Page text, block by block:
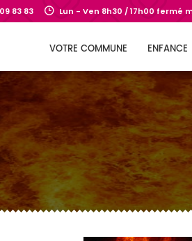
83 83 Lun - Ven 8h30 / 17h00 fermé
VOTRE COMMUNE ENFANCE